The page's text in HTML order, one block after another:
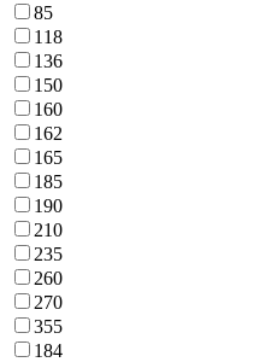
85
118
136
150
160
162
165
185
190
210
235
260
270
355
184